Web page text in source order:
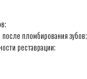
пломбирования зубов;
реставрации;